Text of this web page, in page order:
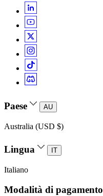
Paese AU
Australia (USD $)
Lingua IT
Italiano
Modalità di pagamento